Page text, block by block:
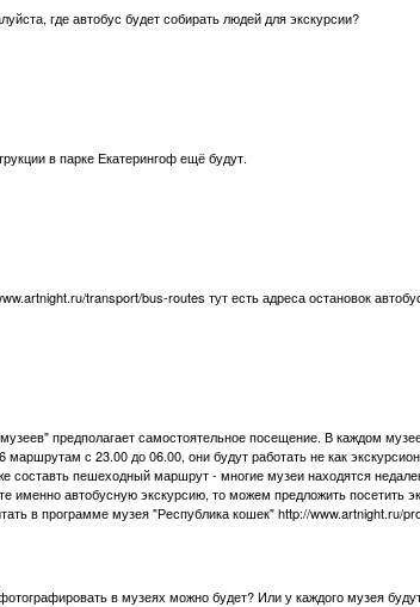
где автобус будет собирать людей для экскурсии?
в парке Екатерингоф ещё будут.
transport/bus-routes тут есть адреса остановок
предполагает самостоятельное посещение. В каждом
маршрутам с 23.00 до 06.00, они будут работать не как
составть пешеходный маршрут - многие музеи находятся
именно автобусную экскурсию, то можем предложить посетить
в программе музея "Республика кошек" http://www.artnight.ru/
в музеях можно будет? Или у каждого музея